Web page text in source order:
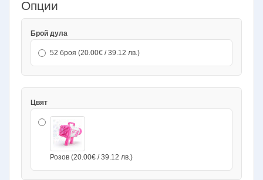
Опции
Брой дула
52 броя (20.00€ / 39.12 лв.)
Цвят
Розов (20.00€ / 39.12 лв.)